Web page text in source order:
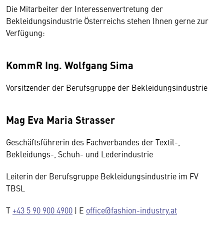
Die Mitarbeiter der Interessenvertretung der
Bekleidungsindustrie Österreichs stehen Ihnen gerne zur
Verfügung:
KommR Ing. Wolfgang Sima
Vorsitzender der Berufsgruppe der Bekleidungsindustrie
Mag Eva Maria Strasser
Geschäftsführerin des Fachverbandes der Textil-,
Bekleidungs-, Schuh- und Lederindustrie
Leiterin der Berufsgruppe Bekleidungsindustrie im FV
TBSL
T+43 5 90 900 4900 | E office@fashion-industry.at